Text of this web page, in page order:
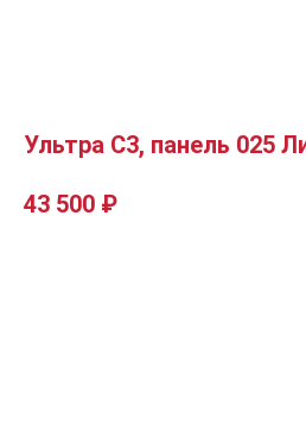
Ультра C3, панель 025
43 500 ₽